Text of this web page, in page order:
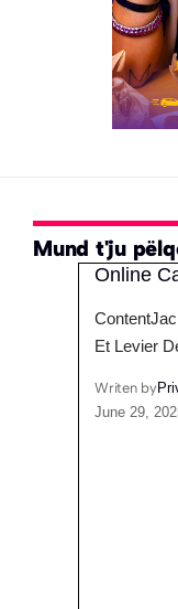
Mund t'ju
Online
Et Levier
Writen by
June 29, 2025